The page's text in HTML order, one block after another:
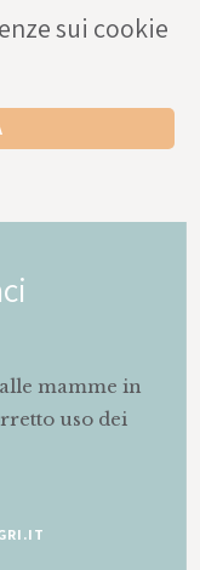
sui cookie
mamme in
uso dei